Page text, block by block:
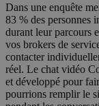
Dans une enquête
83 % des personnes
durant leur parcours
vos brokers de
contacter
réel. Le chat vidéo
et développé pour
pourrions remplir le